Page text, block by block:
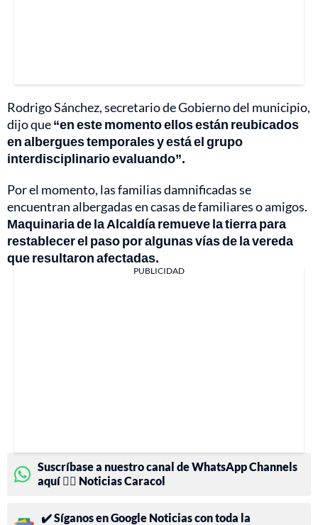
Rodrigo Sánchez, secretario de Gobierno del municipio,
dijo que“en este momento ellos están reubicados
en albergues temporales y está el grupo
interdisciplinario evaluando”.
Por el momento, las familias damnificadas se
encuentran albergadas en casas de familiares o amigos.
Maquinaria de la Alcaldía remueve la tierra para
restablecer el paso por algunas vías de la vereda
que resultaron afectadas.
PUBLICIDAD
Suscríbase a nuestro canal de WhatsApp Channels
aquí 👉🏻 Noticias Caracol
✔️ Síganos en Google Noticias con toda la